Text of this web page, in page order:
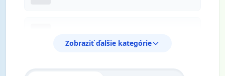
Zobraziť ďalšie kategórie